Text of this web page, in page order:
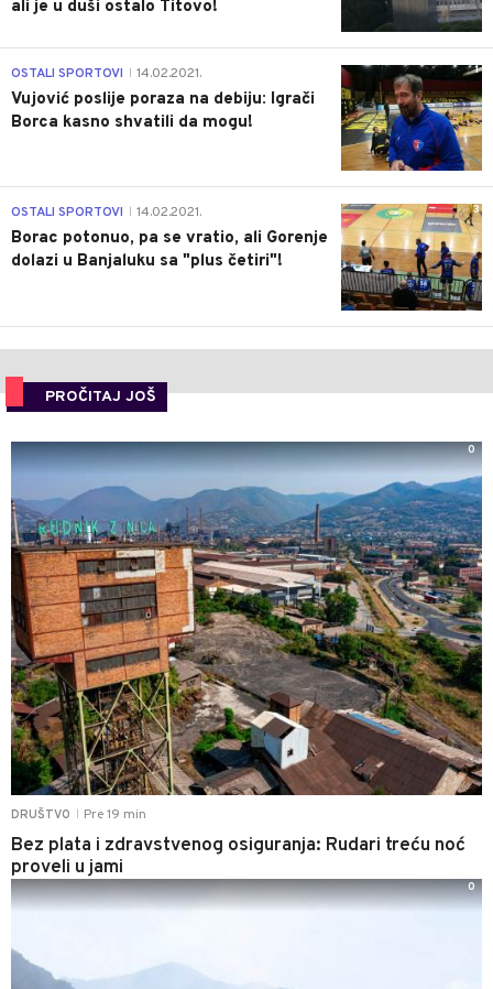
ali je u duši ostalo Titovo!
1
OSTALI SPORTOVI 14.02.2021.
Vujović poslije poraza na debiju: Igrači
Borca kasno shvatili da mogu!
3
OSTALI SPORTOVI 14.02.2021.
Borac potonuo, pa se vratio, ali Gorenje
dolazi u Banjaluku sa "plus četiri"!
PROČITAJ JOŠ
DRUŠTVO Pre 19 min
Bez plata i zdravstvenog osiguranja: Rudari treću noć
proveli u jami
0
0